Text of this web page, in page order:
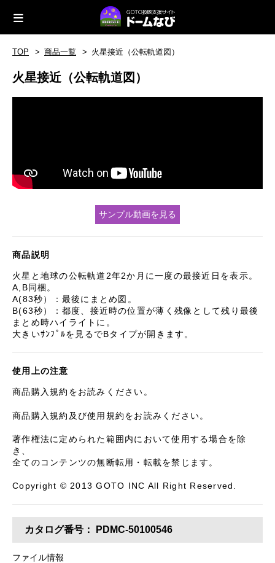
TOP 商品一覧 火星接近（公転軌道図）
火星接近（公転軌道図）
サンプル動画を見る
商品説明
火星と地球の公転軌道2年2か月に一度の最接近日を表示。
A,B同梱。
A(83秒）：最後にまとめ図。
B(63秒）：都度、接近時の位置が薄く残像として残り最後
まとめ時ハイライトに。
大きいｻﾝﾌﾟﾙを見るでBタイプが開きます。
使用上の注意
商品購入規約をお読みください。
商品購入規約及び使用規約をお読みください。
著作権法に定められた範囲内において使用する場合を除
き、
全てのコンテンツの無断転用・転載を禁じます。
Copyright © 2013 GOTO INC All Right Reserved.
カタログ番号： PDMC-50100546
ファイル情報